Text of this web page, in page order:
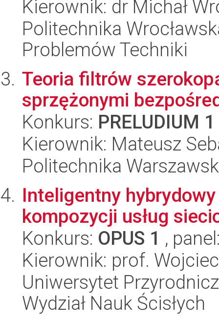
Kierownik: dr Michał
Politechnika
Problemów Techniki
Teoria filtrów
sprzężonymi
Konkurs: PRELUDIUM 1
Kierownik: Mateusz
Politechnika
Inteligentny
kompozycji usług
Konkurs: OPUS 1 ,
Kierownik: prof.
Uniwersytet
Wydział Nauk Ścisłych